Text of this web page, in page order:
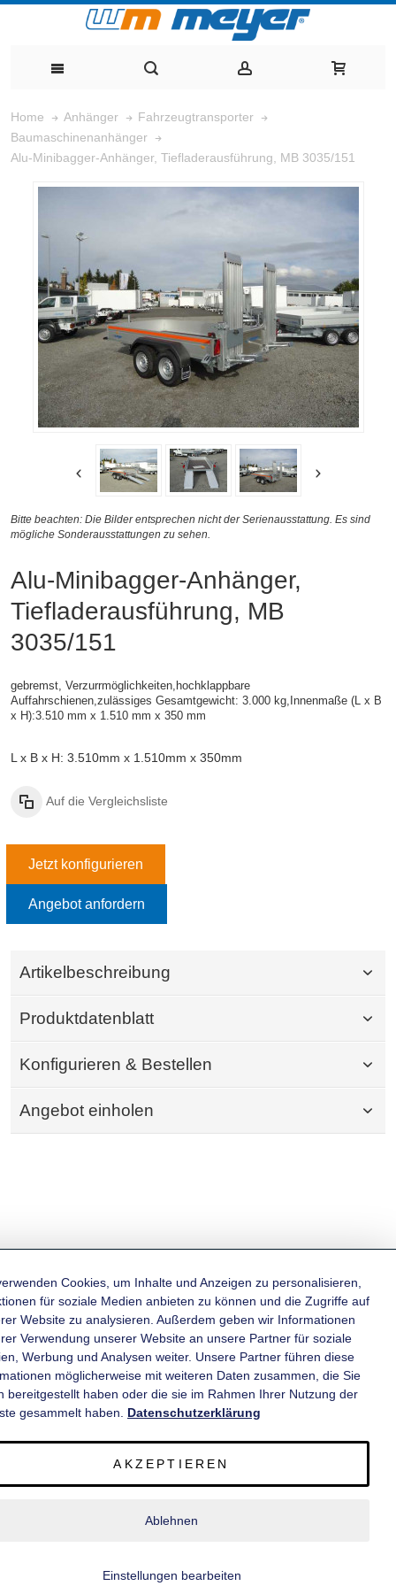
Home Anhänger
Fahrzeugtransporter
Baumaschinenanhänger
Alu-Minibagger-Anhänger, Tiefladerausführung, MB 3035/151
Bitte beachten: Die Bilder entsprechen nicht der Serienausstattung. Es sind
mögliche Sonderausstattungen zu sehen.
Alu-Minibagger-Anhänger,
Tiefladerausführung, MB
3035/151
gebremst, Verzurrmöglichkeiten,hochklappbare
Auffahrschienen,zulässiges Gesamtgewicht: 3.000 kg, Innenmaße (L x B
x H):3.510 mm x 1.510 mm x 350 mm
L x B x H: 3.510mm x 1.510mm x 350mm
Auf die Vergleichsliste
Jetzt konfigurieren
Angebot anfordern
Artikelbeschreibung
Produktdatenblatt
Konfigurieren & Bestellen
Angebot einholen
KATEGORIEN
INFORMATIONEN
© 2020 wm meyer® Fahrzeugbau AG. Alle Rechte vorbehalten.
Cookies, um Inhalte und Anzeigen zu personalisieren,
für soziale Medien anbieten zu können und die Zugriffe auf
Website zu analysieren. Außerdem geben wir Informationen
Verwendung unserer Website an unsere Partner für soziale
Werbung und Analysen weiter. Unsere Partner führen diese
möglicherweise mit weiteren Daten zusammen, die Sie
bereitgestellt haben oder die sie im Rahmen Ihrer Nutzung der
gesammelt haben. Datenschutzerklärung
AKZEPTIEREN
Ablehnen
Einstellungen bearbeiten